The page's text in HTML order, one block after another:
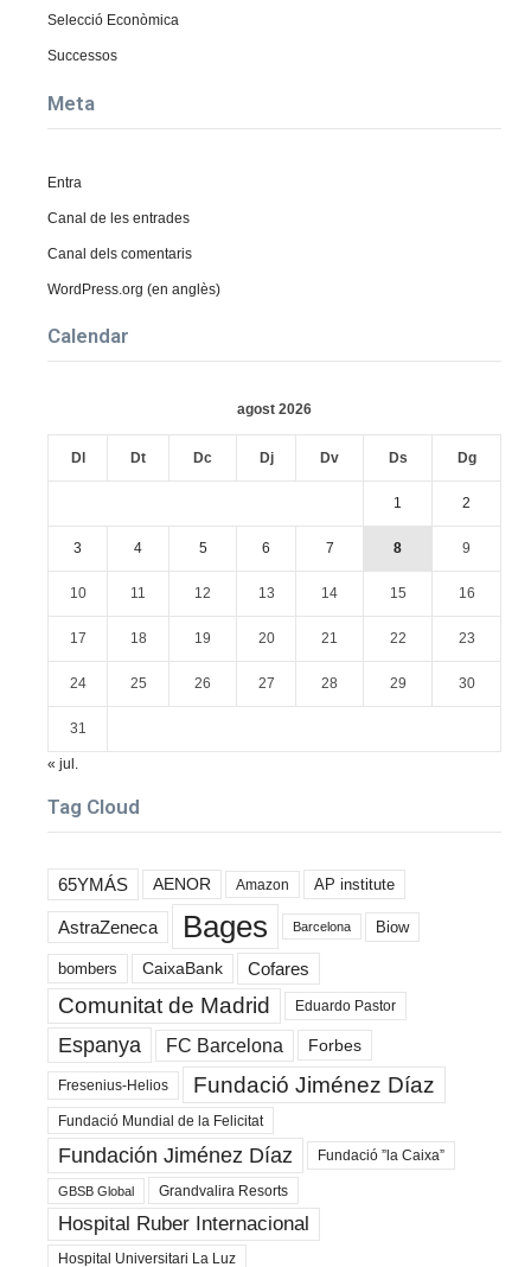
Selecció Econòmica
Successos
Meta
Entra
Canal de les entrades
Canal dels comentaris
WordPress.org (en anglès)
Calendar
agost 2026
Dl Dt Dc Dj Dv Ds Dg
1 2
3 4 5 6 7 8 9
10 11 12 13 14 15 16
17 18 19 20 21 22 23
24 25 26 27 28 29 30
31
« jul.
Tag Cloud
65YMÁS AENOR Amazon AP institute
AstraZeneca Bages Barcelona Biow
bombers CaixaBank Cofares
Comunitat de Madrid Eduardo Pastor
Espanya FC Barcelona Forbes
Fresenius-Helios Fundació Jiménez Díaz
Fundació Mundial de la Felicitat
Fundación Jiménez Díaz Fundació ”la Caixa”
GBSB Global Grandvalira Resorts
Hospital Ruber Internacional
Hospital Universitari La Luz